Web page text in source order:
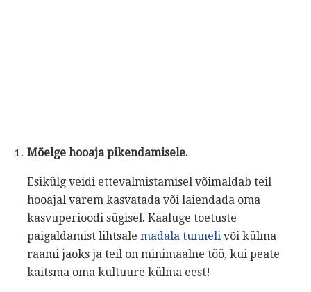
Mõelge hooaja pikendamisele.
Esikülg veidi ettevalmistamisel võimaldab teil
hooajal varem kasvatada või laiendada oma
kasvuperioodi sügisel. Kaaluge toetuste
paigaldamist lihtsale madala tunneli või külma
raami jaoks ja teil on minimaalne töö, kui peate
kaitsma oma kultuure külma eest!